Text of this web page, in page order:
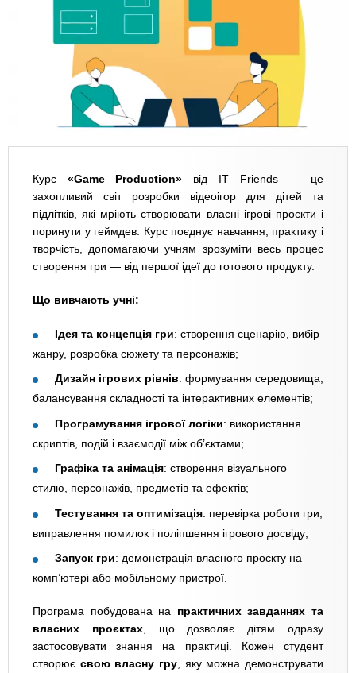
Курс «Game Production» від IT Friends — це
захопливий світ розробки відеоігор для дітей та
підлітків, які мріють створювати власні ігрові проєкти і
поринути у геймдев. Курс поєднує навчання, практику і
творчість, допомагаючи учням зрозуміти весь процес
створення гри — від першої ідеї до готового продукту.
Що вивчають учні:
Ідея та концепція гри: створення сценарію, вибір
жанру, розробка сюжету та персонажів;
Дизайн ігрових рівнів: формування середовища,
балансування складності та інтерактивних елементів;
Програмування ігрової логіки: використання
скриптів, подій і взаємодії між об’єктами;
Графіка та анімація: створення візуального
стилю, персонажів, предметів та ефектів;
Тестування та оптимізація: перевірка роботи гри,
виправлення помилок і поліпшення ігрового досвіду;
Запуск гри: демонстрація власного проєкту на
комп’ютері або мобільному пристрої.
Програма побудована на практичних завданнях та
власних проєктах, що дозволяє дітям одразу
застосовувати знання на практиці. Кожен студент
створює свою власну гру , яку можна демонструвати